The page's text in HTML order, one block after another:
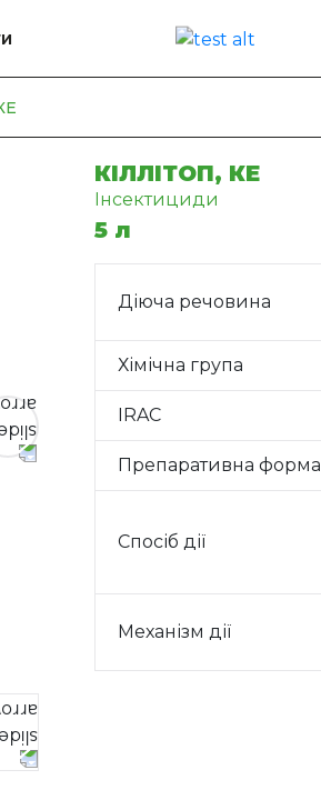
КІЛЛІТОП, КЕ
Інсектициди
5 л
Діюча речовина
Хімічна група
IRAC
Препаративна форма
Спосіб дії
Механізм дії